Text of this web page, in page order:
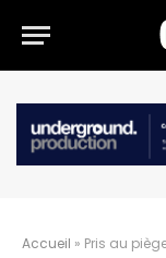
Accueil » Pris au piège